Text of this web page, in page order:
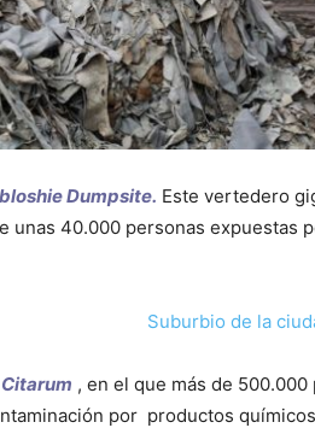
Dumpsite. Este vertedero
unas 40.000 personas expuestas
Citarum , en el que más de
por productos